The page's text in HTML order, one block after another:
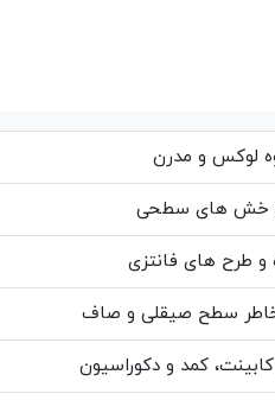
لوکس و مدرن
و خش های سطحی
و طرح های فانتزی
خاطر سطح صیقلی و صاف
کمد و دکوراسیون